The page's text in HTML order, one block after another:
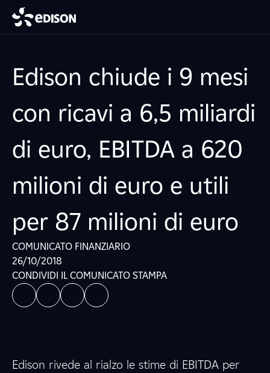
Edison chiude i 9 mesi
con ricavi a 6,5 miliardi
di euro, EBITDA a 620
milioni di euro e utili
per 87 milioni di euro
COMUNICATO FINANZIARIO
26/10/2018
CONDIVIDI IL COMUNICATO STAMPA
Edison rivede al rialzo le stime di EBITDA per